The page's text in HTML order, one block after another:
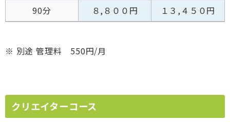
90分
８,８００円 １３,４５０円
※ 別途 管理料 550円/月
クリエイターコース